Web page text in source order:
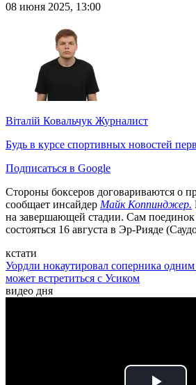
08 июня 2025, 13:00
Віталій Ковальчук Журналист
Будь в курсе спортивных новостей
Подписаться в Google
Стороны боксеров договариваются о
сообщает инсайдер Майк Коппинджер.
на завершающей стадии. Сам
состояться 16 августа в Эр-Рияде
кстати
Уордли нокаутировал соперника
может встретиться с Усиком
видео дня